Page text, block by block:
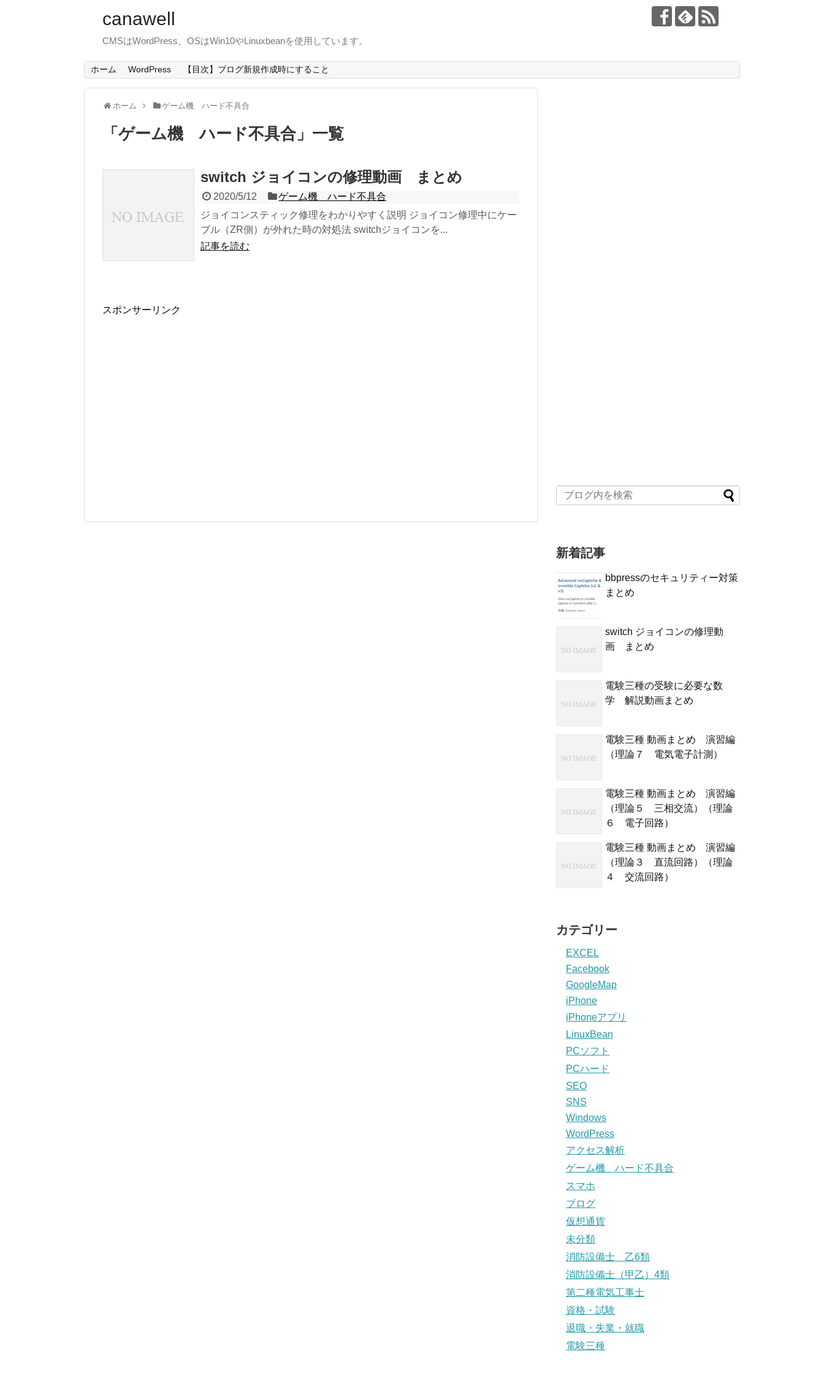
canawell
CMSはWordPress、OSはWin10やLinuxbeanを使用しています。
ホーム WordPress 【目次】ブログ新規作成時にすること
ホーム ゲーム機 ハード不具合
「 ゲーム機 ハード不具合」 一覧
switch ジョイコンの修理動画 まとめ
2020/5/12
ゲーム機 ハード不具合
ジョイコンスティック修理をわかりやすく説明 ジョイコン修理中にケー
ブル（ZR側）が外れた時の対処法 switchジョイコンを...
記事を読む
スポンサーリンク
新着記事
bbpressのセキュリティー対策
まとめ
switch ジョイコンの修理動
画 まとめ
電験三種の受験に必要な数
学 解説動画まとめ
電験三種 動画まとめ 演習編
（理論７ 電気電子計測）
電験三種 動画まとめ 演習編
（理論５ 三相交流）（理論
６ 電子回路）
電験三種 動画まとめ 演習編
（理論３ 直流回路）（理論
４ 交流回路）
カテゴリー
EXCEL
Facebook
GoogleMap
iPhone
iPhoneアプリ
LinuxBean
PCソフト
PCハード
SEO
SNS
Windows
WordPress
アクセス解析
ゲーム機 ハード不具合
スマホ
ブログ
仮想通貨
未分類
消防設備士 乙6類
消防設備士（甲乙）4類
第二種電気工事士
資格・試験
退職・失業・就職
電験三種